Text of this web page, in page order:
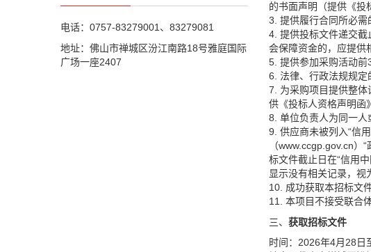
的书面声明（提供《投
3. 提供履行合同所必需
4. 提供投标文件递交
会保障资金的，应提供
5. 提供参加采购活动前
6. 法律、行政法规规定
7. 为采购项目提供整
供《投标人资格声明函
8. 单位负责人为同一人
9. 供应商未被列入“信
（www.ccgp.gov.cn
标文件截止日在“信用
显示没有相关记录，视
10. 成功获取本招标文
11. 本项目不接受联合
三、 获取招标文件
时间：2026年4月28日
电话：0757-83279001、83279081
地址：佛山市禅城区汾江南路18号雅庭国际
广场一座2407